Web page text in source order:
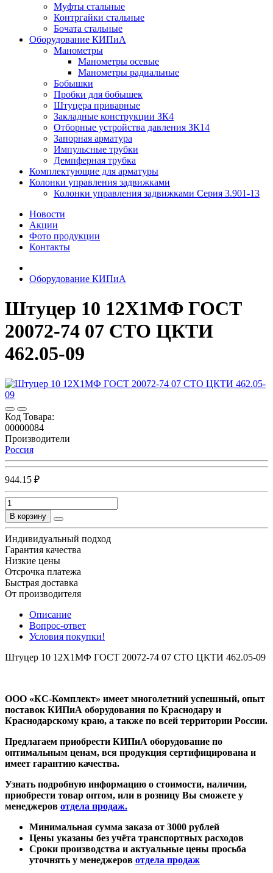
Муфты стальные
Контргайки стальные
Бочата стальные
Оборудование КИПиА
Манометры
Манометры осевые
Манометры радиальные
Бобышки
Пробки для бобышек
Штуцера приварные
Закладные конструкции ЗК4
Отборные устройства давления ЗК14
Запорная арматура
Импульсные трубки
Демпферная трубка
Комплектующие для арматуры
Колонки управления задвижками
Колонки управления задвижками Серия 3.901-13
Новости
Акции
Фото продукции
Контакты
Оборудование КИПиА
Штуцер 10 12Х1МФ ГОСТ
20072-74 07 СТО ЦКТИ
462.05-09
Код Товара:
00000084
Производители
Россия
944.15 ₽
В корзину
Индивидуальный подход
Гарантия качества
Низкие цены
Отсрочка платежа
Быстрая доставка
От производителя
Описание
Вопрос-ответ
Условия покупки!
Штуцер 10 12Х1МФ ГОСТ 20072-74 07 СТО ЦКТИ 462.05-09
ООО «КС-Комплект» имеет многолетний успешный, опыт
поставок КИПиА оборудования по Краснодару и
Краснодарскому краю, а также по всей территории России.
Предлагаем приобрести КИПиА оборудование по
оптимальным ценам, вся продукция сертифицирована и
имеет гарантию качества.
Узнать подробную информацию о стоимости, наличии,
приобрести товар оптом, или в розницу Вы сможете у
менеджеров отдела продаж.
Минимальная сумма заказа от 3000 рублей
Цены указаны без учёта транспортных расходов
Сроки производства и актуальные цены просьба
уточнять у менеджеров отдела продаж